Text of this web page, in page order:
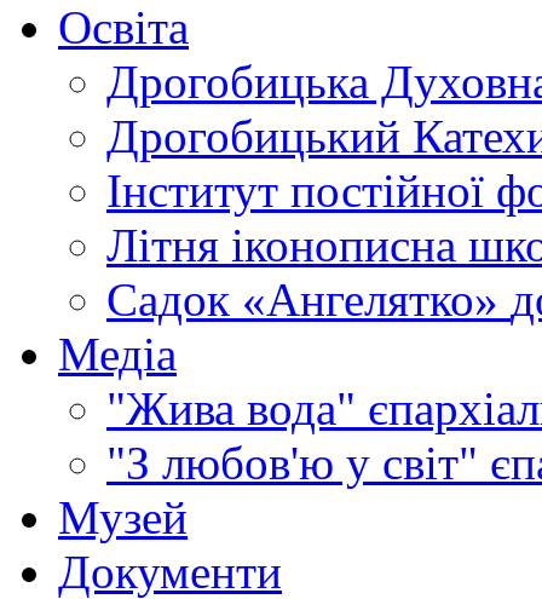
Освіта
Дрогобицька
Дрогобицький
Інститут постійної
Літня іконописна
Садок «Ангелятко»
Медіа
"Жива вода"
"З любов'ю у світ"
Музей
Документи